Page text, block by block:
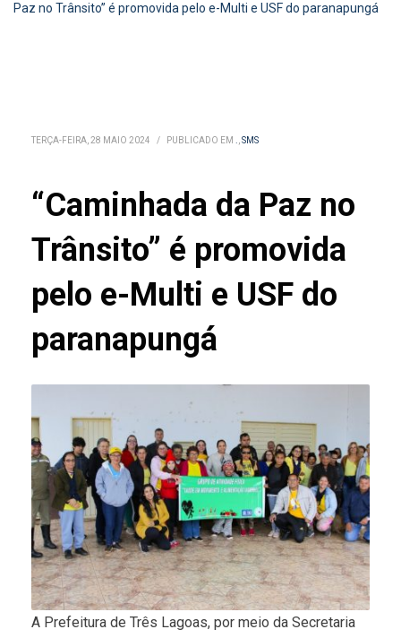
Paz no Trânsito” é promovida pelo e-Multi e USF do paranapungá
TERÇA-FEIRA, 28 MAIO 2024 / PUBLICADO EM .,SMS
“Caminhada da Paz no
Trânsito” é promovida
pelo e-Multi e USF do
paranapungá
A Prefeitura de Três Lagoas, por meio da Secretaria